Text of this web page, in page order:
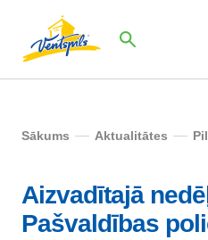
Sākums Aktualitātes
Aizvadītajā
Pašvaldības